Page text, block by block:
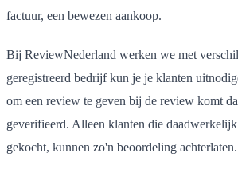
factuur, een bewezen aankoop.
Bij ReviewNederland werken we met
geregistreerd bedrijf kun je je klanten
om een review te geven bij de review komt
geverifieerd. Alleen klanten die
gekocht, kunnen zo'n beoordeling achterlaten.